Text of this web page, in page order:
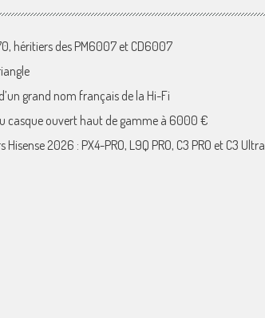
héritiers des PM6007 et CD6007
grand nom français de la Hi-Fi
casque ouvert haut de gamme à 6000 €
2026 : PX4-PRO, L9Q PRO, C3 PRO et C3 Ultra